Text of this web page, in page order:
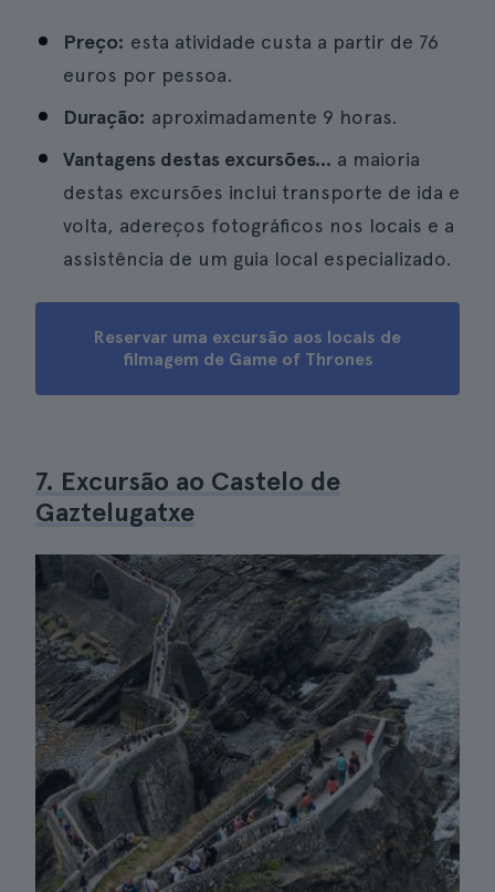
Preço: esta atividade custa a partir de 76
euros por pessoa.
Duração: aproximadamente 9 horas.
Vantagens destas excursões... a maioria
destas excursões inclui transporte de ida e
volta, adereços fotográficos nos locais e a
assistência de um guia local especializado.
Reservar uma excursão aos locais de
filmagem de Game of Thrones
7. Excursão ao Castelo de
Gaztelugatxe